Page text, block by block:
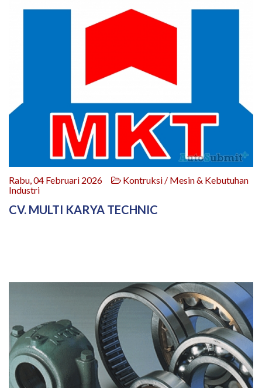
Rabu, 04 Februari 2026
Kontruksi / Mesin & Kebutuhan
Industri
CV. MULTI KARYA TECHNIC